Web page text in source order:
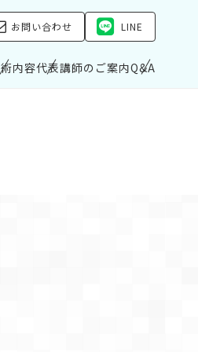
お問い合わせ LINE
内容代表講師のご案内Q&A